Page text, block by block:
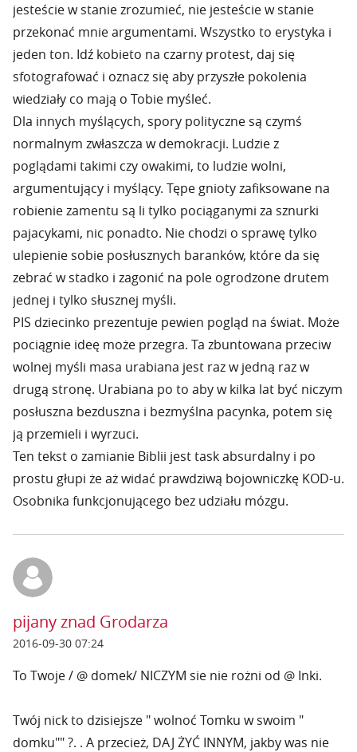
jesteście w stanie zrozumieć, nie jesteście w stanie
przekonać mnie argumentami. Wszystko to erystyka i
jeden ton. Idź kobieto na czarny protest, daj się
sfotografować i oznacz się aby przyszłe pokolenia
wiedziały co mają o Tobie myśleć.
Dla innych myślących, spory polityczne są czymś
normalnym zwłaszcza w demokracji. Ludzie z
poglądami takimi czy owakimi, to ludzie wolni,
argumentujący i myślący. Tępe gnioty zafiksowane na
robienie zamentu są li tylko pociąganymi za sznurki
pajacykami, nic ponadto. Nie chodzi o sprawę tylko
ulepienie sobie posłusznych baranków, które da się
zebrać w stadko i zagonić na pole ogrodzone drutem
jednej i tylko słusznej myśli.
PIS dziecinko prezentuje pewien pogląd na świat. Może
pociągnie ideę może przegra. Ta zbuntowana przeciw
wolnej myśli masa urabiana jest raz w jedną raz w
drugą stronę. Urabiana po to aby w kilka lat być niczym
posłuszna bezduszna i bezmyślna pacynka, potem się
ją przemieli i wyrzuci.
Ten tekst o zamianie Biblii jest task absurdalny i po
prostu głupi że aż widać prawdziwą bojowniczkę KOD-u.
Osobnika funkcjonującego bez udziału mózgu.
pijany znad Grodarza
2016-09-30 07:24
To Twoje / @ domek/ NICZYM sie nie rożni od @ Inki.
Twój nick to dzisiejsze " wolnoć Tomku w swoim "
domku"" ?. . A przecież, DAJ ŻYĆ INNYM, jakby was nie